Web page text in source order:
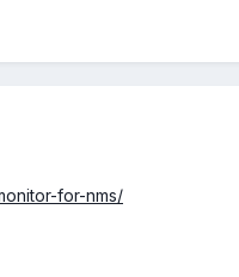
for-nms/